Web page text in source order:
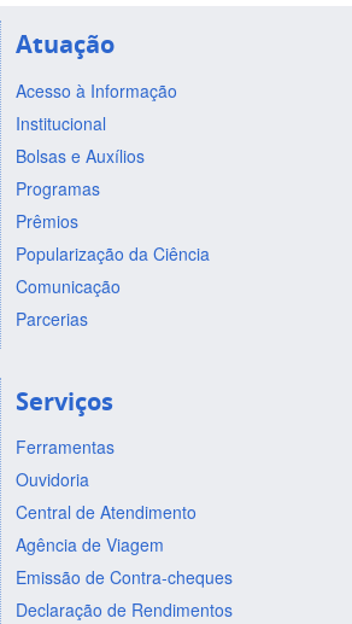
Atuação
Acesso à Informação
Institucional
Bolsas e Auxílios
Programas
Prêmios
Popularização da Ciência
Comunicação
Parcerias
Serviços
Ferramentas
Ouvidoria
Central de Atendimento
Agência de Viagem
Emissão de Contra-cheques
Declaração de Rendimentos